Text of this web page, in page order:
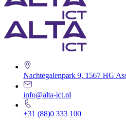
Nachtegalenpark 9, 1567 HG
info@alta-ict.nl
+31 (88)0 333 100